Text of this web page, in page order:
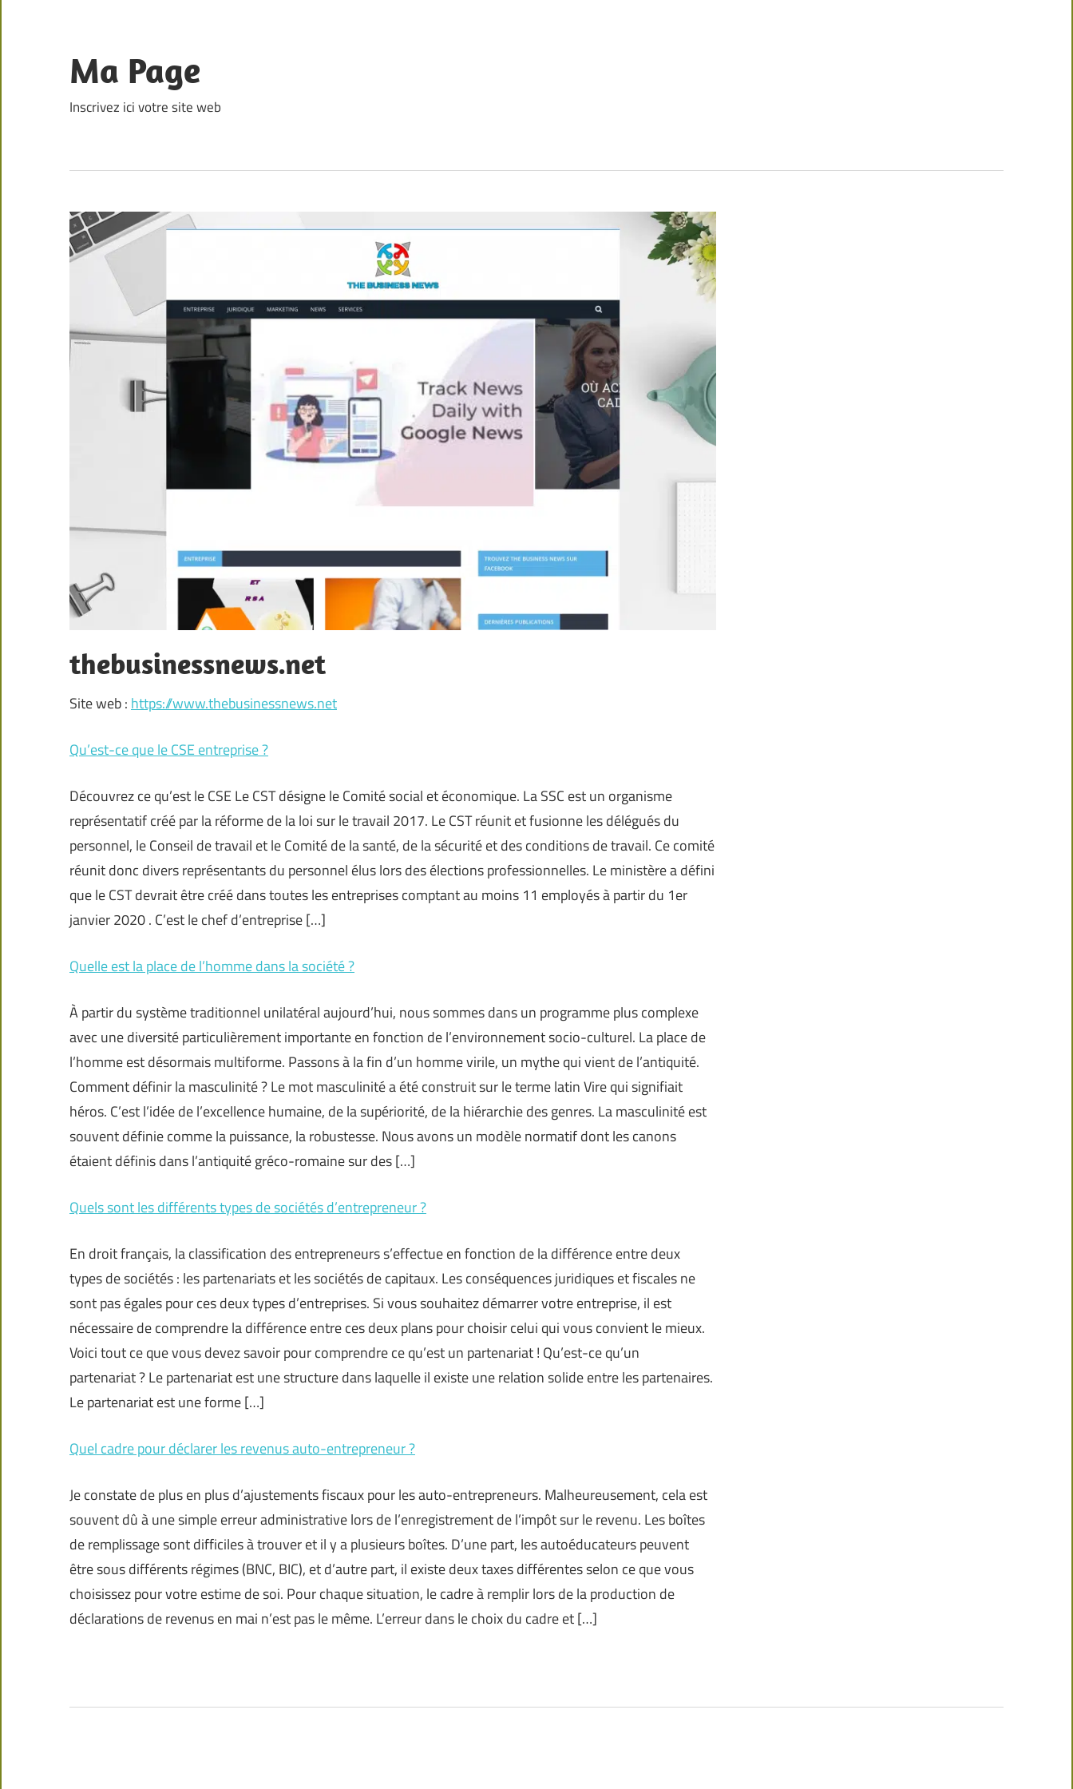
content
Ma Page
Inscrivez ici votre site web
thebusinessnews.net
Site web : https://www.thebusinessnews.net
Qu’est-ce que le CSE entreprise ?
Découvrez ce qu’est le CSE Le CST désigne le Comité social et économique. La SSC est un organisme
représentatif créé par la réforme de la loi sur le travail 2017. Le CST réunit et fusionne les délégués du
personnel, le Conseil de travail et le Comité de la santé, de la sécurité et des conditions de travail. Ce comité
réunit donc divers représentants du personnel élus lors des élections professionnelles. Le ministère a défini
que le CST devrait être créé dans toutes les entreprises comptant au moins 11 employés à partir du 1er
janvier 2020 . C’est le chef d’entreprise […]
Quelle est la place de l’homme dans la société ?
À partir du système traditionnel unilatéral aujourd’hui, nous sommes dans un programme plus complexe
avec une diversité particulièrement importante en fonction de l’environnement socio-culturel. La place de
l’homme est désormais multiforme. Passons à la fin d’un homme virile, un mythe qui vient de l’antiquité.
Comment définir la masculinité ? Le mot masculinité a été construit sur le terme latin Vire qui signifiait
héros. C’est l’idée de l’excellence humaine, de la supériorité, de la hiérarchie des genres. La masculinité est
souvent définie comme la puissance, la robustesse. Nous avons un modèle normatif dont les canons
étaient définis dans l’antiquité gréco-romaine sur des […]
Quels sont les différents types de sociétés d’entrepreneur ?
En droit français, la classification des entrepreneurs s’effectue en fonction de la différence entre deux
types de sociétés : les partenariats et les sociétés de capitaux. Les conséquences juridiques et fiscales ne
sont pas égales pour ces deux types d’entreprises. Si vous souhaitez démarrer votre entreprise, il est
nécessaire de comprendre la différence entre ces deux plans pour choisir celui qui vous convient le mieux.
Voici tout ce que vous devez savoir pour comprendre ce qu’est un partenariat ! Qu’est-ce qu’un
partenariat ? Le partenariat est une structure dans laquelle il existe une relation solide entre les partenaires.
Le partenariat est une forme […]
Quel cadre pour déclarer les revenus auto-entrepreneur ?
Je constate de plus en plus d’ajustements fiscaux pour les auto-entrepreneurs. Malheureusement, cela est
souvent dû à une simple erreur administrative lors de l’enregistrement de l’impôt sur le revenu. Les boîtes
de remplissage sont difficiles à trouver et il y a plusieurs boîtes. D’une part, les autoéducateurs peuvent
être sous différents régimes (BNC, BIC), et d’autre part, il existe deux taxes différentes selon ce que vous
choisissez pour votre estime de soi. Pour chaque situation, le cadre à remplir lors de la production de
déclarations de revenus en mai n’est pas le même. L’erreur dans le choix du cadre et […]